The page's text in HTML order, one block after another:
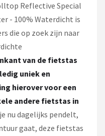
Reflective Special
- 100% Waterdicht is
die op zoek zijn naar
van de fietstas
uniek en
hierover voor een
andere fietstas in
nu dagelijks pendelt,
gaat, deze fietstas